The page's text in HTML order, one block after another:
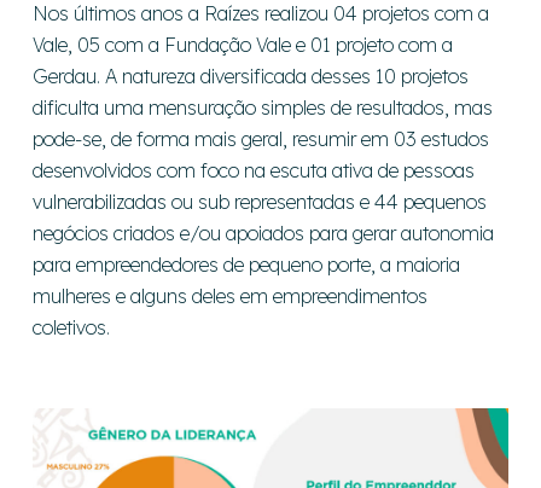
Nos últimos anos a Raízes realizou 04 projetos com a
Vale, 05 com a Fundação Vale e 01 projeto com a
Gerdau. A natureza diversificada desses 10 projetos
dificulta uma mensuração simples de resultados, mas
pode-se, de forma mais geral, resumir em 03 estudos
desenvolvidos com foco na escuta ativa de pessoas
vulnerabilizadas ou sub representadas e 44 pequenos
negócios criados e/ou apoiados para gerar autonomia
para empreendedores de pequeno porte, a maioria
mulheres e alguns deles em empreendimentos
coletivos.